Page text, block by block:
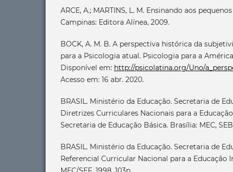
ARCE, A.; MARTINS, L. M. Ensinando aos
Campinas: Editora Alínea, 2009.
BOCK, A. M. B. A perspectiva histórica da
para a Psicologia atual. Psicologia para a América
Disponível em: http://psicolatina.org/Uno/
Acesso em: 16 abr. 2020.
BRASIL. Ministério da Educação. Secretaria de
Diretrizes Curriculares Nacionais para a
Secretaria de Educação Básica. Brasília: MEC,
BRASIL. Ministério da Educação. Secretaria de
Referencial Curricular Nacional para a Educação